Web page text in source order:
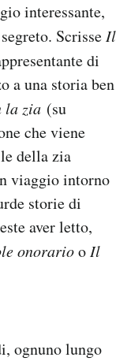
interessante,
ScrisseIl
di
a una storia ben
la zia (su
che viene
della zia
viaggio intorno
storie di
aver letto,
onorariooIl
ognuno lungo